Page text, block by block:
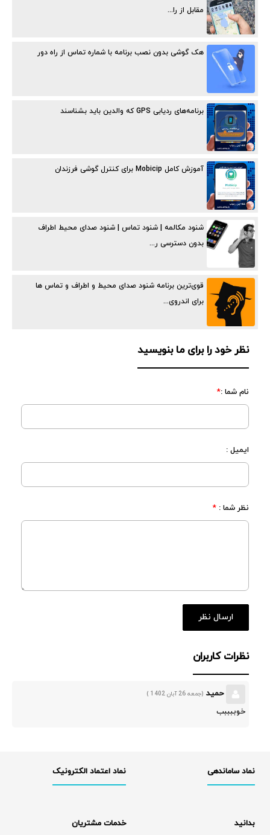
مقابل از را...
هک گوشی بدون نصب برنامه با شماره تماس از راه دور
برنامه‌های ردیابی GPS که والدین باید بشناسند
آموزش کامل Mobicip برای کنترل گوشی فرزندان
شنود مکالمه | شنود تماس | شنود صدای محیط اطراف
بدون دسترسی ر...
قوی‌ترین برنامه شنود صدای محیط و اطراف و تماس ها
برای اندروی...
نظر خود را برای ما بنویسید
نام شما :*
ایمیل :
نظر شما : *
نظرات کاربران
حمید (جمعه 26 آبان 1402 )
خوببببب
نماد اعتماد الکترونیک نماد ساماندهی
خدمات مشتریان بدانید